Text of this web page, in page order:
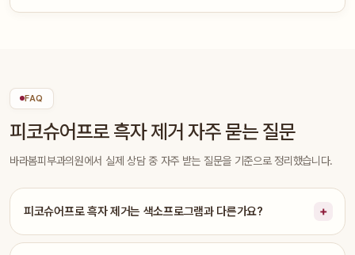
FAQ
피코슈어프로 흑자 제거 자주 묻는 질문
바라봄피부과의원에서 실제 상담 중 자주 받는 질문을 기준으로 정리했습니다.
피코슈어프로 흑자 제거는 색소프로그램과 다른가요?